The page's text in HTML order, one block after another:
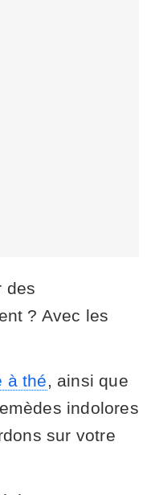
des
? Avec les
à thé, ainsi que
indolores
sur votre